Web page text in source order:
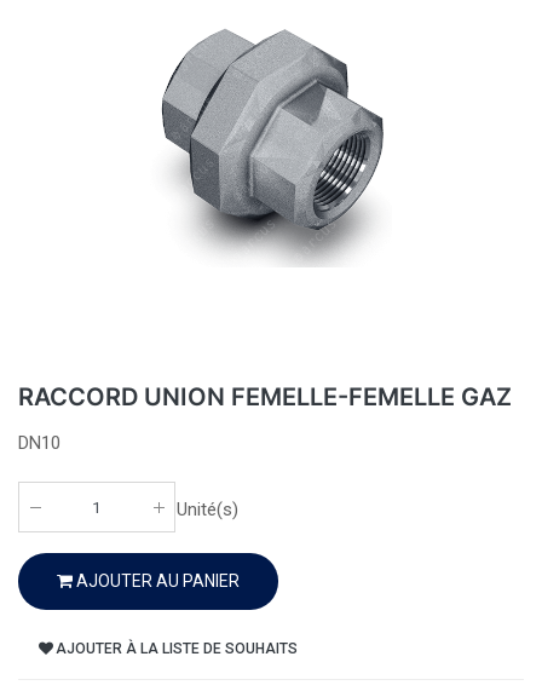
RACCORD UNION FEMELLE-FEMELLE GAZ
DN10
Unité(s)
AJOUTER AU PANIER
AJOUTER À LA LISTE DE SOUHAITS